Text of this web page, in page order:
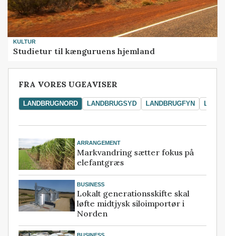
KULTUR
Studietur til kænguruens hjemland
FRA VORES UGEAVISER
LANDBRUGNORD LANDBRUGSYD LANDBRUGFYN
ARRANGEMENT
Markvandring sætter fokus på
elefantgræs
BUSINESS
Lokalt generationsskifte skal
løfte midtjysk siloimportør i
Norden